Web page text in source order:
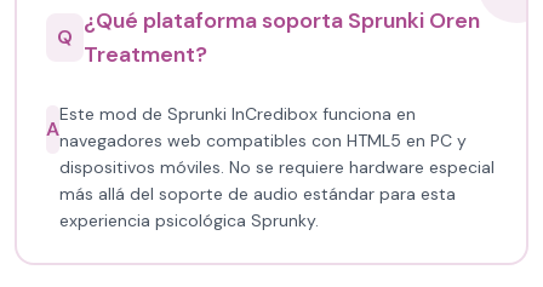
Q
¿Qué plataforma soporta Sprunki Oren
Treatment?
A
Este mod de Sprunki InCredibox funciona en
navegadores web compatibles con HTML5 en PC y
dispositivos móviles. No se requiere hardware especial
más allá del soporte de audio estándar para esta
experiencia psicológica Sprunky.